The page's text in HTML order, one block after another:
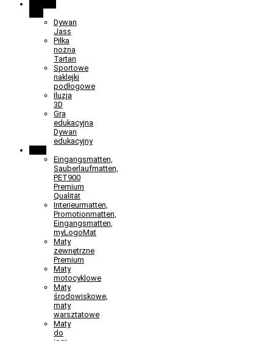
Dywan
Jass
Piłka
nożna
Tartan
Sportowe
naklejki
podłogowe
Iluzja
3D
Gra
edukacyjna
Dywan
edukacyjny
Eingangsmatten,
Sauberlaufmatten,
PET900
Premium
Qualität
Interieurmatten,
Promotionmatten,
Eingangsmatten,
myLogoMat
Maty
zewnętrzne
Premium
Maty
motocyklowe
Maty
środowiskowe,
maty
warsztatowe
Maty
do